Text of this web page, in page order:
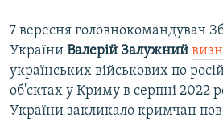
7 вересня головнокомандувач
України Валерій Залужний
українських військових по
об'єктах у Криму в серпні 2022
України закликало кримчан